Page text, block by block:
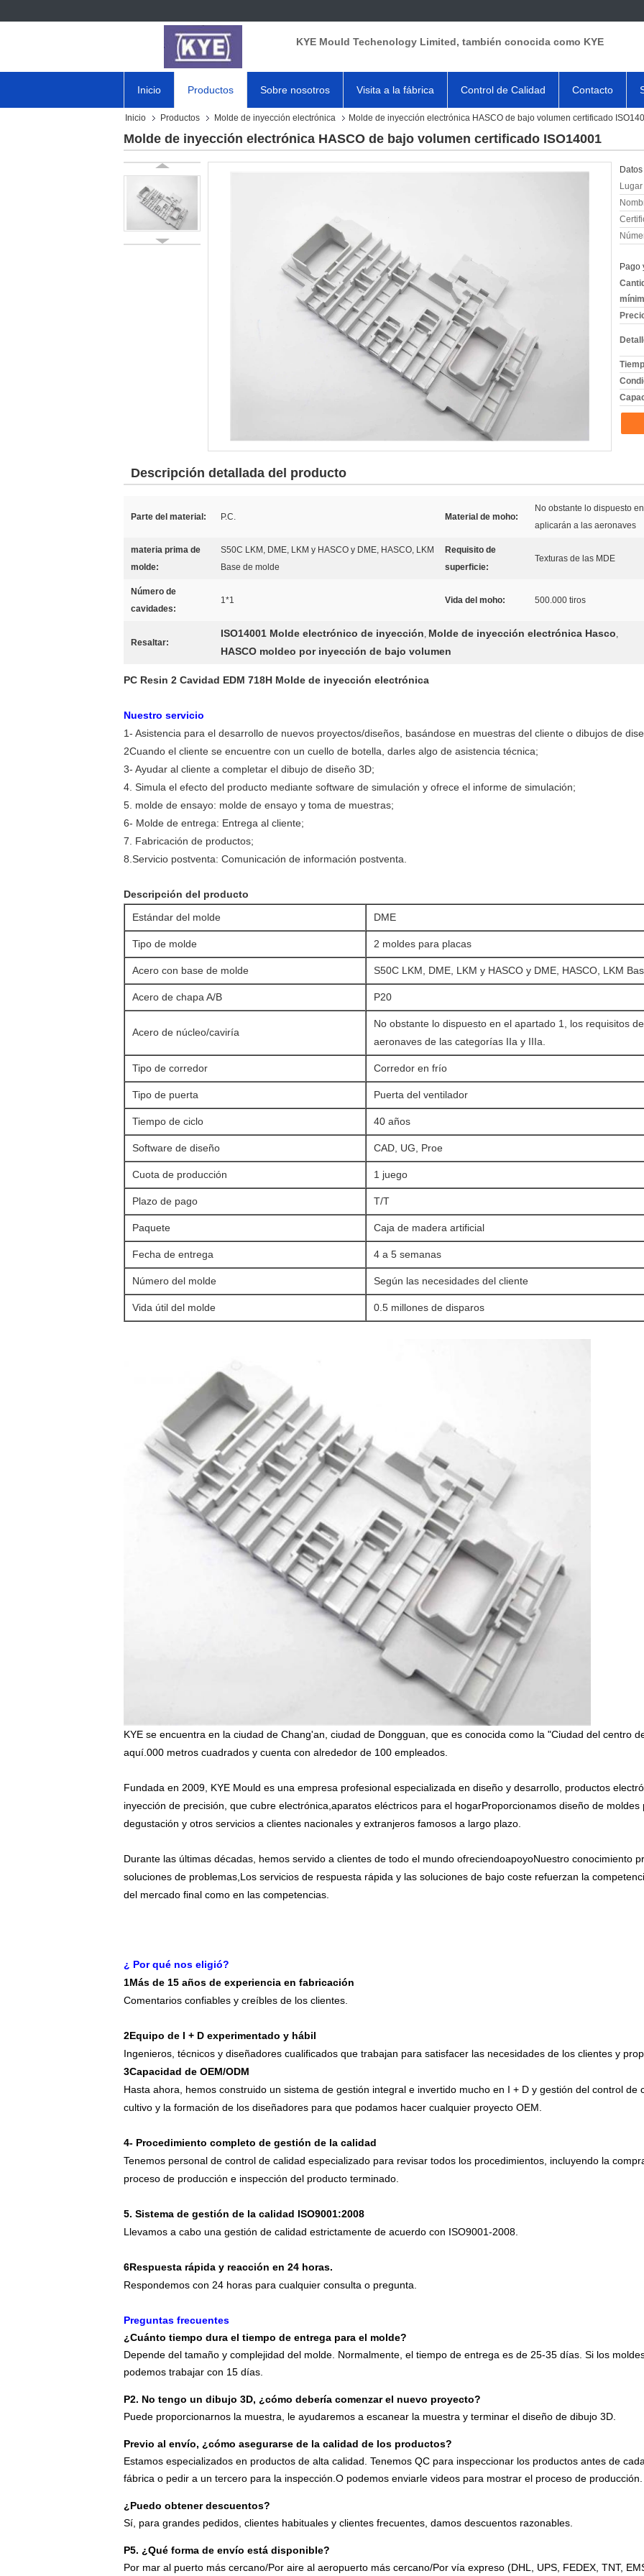
KYE Mould Techenology Limited, también conocida como KYE
Inicio Productos Sobre nosotros Visita a la fábrica Control de Calidad Contacto
Inicio Productos Molde de inyección electrónica Molde de inyección electrónica HASCO de bajo volumen certificado
Molde de inyección electrónica HASCO de bajo volumen certificado ISO14001
Pago
Descripción detallada del producto
Parte del material: P.C. Material de moho:
No obstante lo dispuesto
aplicarán a las aeronaves
materia prima de
molde:
S50C LKM, DME, LKM y HASCO y DME, HASCO, LKM
Base de molde
Requisito de
superficie:
Texturas de las MDE
Número de
cavidades:
1*1 Vida del moho: 500.000 tiros
Resaltar:
ISO14001 Molde electrónico de inyección, Molde de inyección electrónica Hasco,
HASCO moldeo por inyección de bajo volumen
PC Resin 2 Cavidad EDM 718H Molde de inyección electrónica
Nuestro servicio
1- Asistencia para el desarrollo de nuevos proyectos/diseños, basándose en muestras del cliente o dibujos de
2Cuando el cliente se encuentre con un cuello de botella, darles algo de asistencia técnica;
3- Ayudar al cliente a completar el dibujo de diseño 3D;
4. Simula el efecto del producto mediante software de simulación y ofrece el informe de simulación;
5. molde de ensayo: molde de ensayo y toma de muestras;
6- Molde de entrega: Entrega al cliente;
7. Fabricación de productos;
8. Servicio postventa: Comunicación de información postventa.
Descripción del producto
Estándar del molde
DME
Tipo de molde 2 moldes para placas
Acero con base de molde S50C LKM, DME, LKM y HASCO y DME, HASCO, LKM
Acero de chapa A/B P20
Acero de núcleo/caviría
No obstante lo dispuesto en el apartado 1, los requisitos
aeronaves de las categorías IIa y IIIa.
Tipo de corredor Corredor en frío
Tipo de puerta Puerta del ventilador
Tiempo de ciclo 40 años
Software de diseño CAD, UG, Proe
Cuota de producción 1 juego
Plazo de pago T/T
Paquete Caja de madera artificial
Fecha de entrega 4 a 5 semanas
Número del molde Según las necesidades del cliente
Vida útil del molde 0.5 millones de disparos
KYE se encuentra en la ciudad de Chang'an, ciudad de Dongguan, que es conocida como la "Ciudad del centro
aquí.000 metros cuadrados y cuenta con alrededor de 100 empleados.
Fundada en 2009, KYE Mould es una empresa profesional especializada en diseño y desarrollo, productos
inyección de precisión, que cubre electrónica,aparatos eléctricos para el hogarProporcionamos diseño de
degustación y otros servicios a clientes nacionales y extranjeros famosos a largo plazo.
Durante las últimas décadas, hemos servido a clientes de todo el mundo ofreciendoapoyoNuestro conocimiento
soluciones de problemas,Los servicios de respuesta rápida y las soluciones de bajo coste refuerzan la
del mercado final como en las competencias.
¿ Por qué nos eligió?
1Más de 15 años de experiencia en fabricación
Comentarios confiables y creíbles de los clientes.
2Equipo de I + D experimentado y hábil
Ingenieros, técnicos y diseñadores cualificados que trabajan para satisfacer las necesidades de los clientes y
3Capacidad de OEM/ODM
Hasta ahora, hemos construido un sistema de gestión integral e invertido mucho en I + D y gestión del control de
cultivo y la formación de los diseñadores para que podamos hacer cualquier proyecto OEM.
4- Procedimiento completo de gestión de la calidad
Tenemos personal de control de calidad especializado para revisar todos los procedimientos, incluyendo la
proceso de producción e inspección del producto terminado.
5. Sistema de gestión de la calidad ISO9001:2008
Llevamos a cabo una gestión de calidad estrictamente de acuerdo con ISO9001-2008.
6Respuesta rápida y reacción en 24 horas.
Respondemos con 24 horas para cualquier consulta o pregunta.
Preguntas frecuentes
¿Cuánto tiempo dura el tiempo de entrega para el molde?
Depende del tamaño y complejidad del molde. Normalmente, el tiempo de entrega es de 25-35 días. Si los
podemos trabajar con 15 días.
P2. No tengo un dibujo 3D, ¿cómo debería comenzar el nuevo proyecto?
Puede proporcionarnos la muestra, le ayudaremos a escanear la muestra y terminar el diseño de dibujo 3D.
Previo al envío, ¿cómo asegurarse de la calidad de los productos?
Estamos especializados en productos de alta calidad. Tenemos QC para inspeccionar los productos antes de
fábrica o pedir a un tercero para la inspección.O podemos enviarle videos para mostrar el proceso de producción.
¿Puedo obtener descuentos?
Sí, para grandes pedidos, clientes habituales y clientes frecuentes, damos descuentos razonables.
P5. ¿Qué forma de envío está disponible?
Por mar al puerto más cercano/Por aire al aeropuerto más cercano/Por vía expreso (DHL, UPS, FEDEX, TNT,